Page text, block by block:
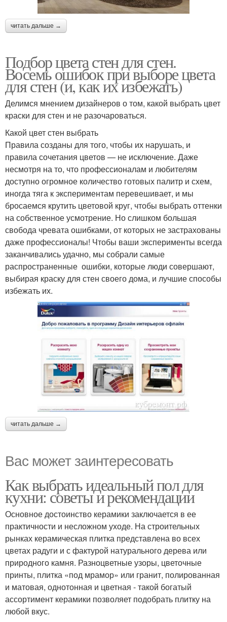
читать дальше →
Подбор цвета стен для стен.
Восемь ошибок при выборе цвета
для стен (и, как их избежать)
Делимся мнением дизайнеров о том, какой выбрать цвет
краски для стен и не разочароваться.
Какой цвет стен выбрать
Правила созданы для того, чтобы их нарушать, и
правила сочетания цветов — не исключение. Даже
несмотря на то, что профессионалам и любителям
доступно огромное количество готовых палитр и схем,
иногда тяга к экспериментам перевешивает, и мы
бросаемся крутить цветовой круг, чтобы выбрать оттенки
на собственное усмотрение. Но слишком большая
свобода чревата ошибками, от которых не застрахованы
даже профессионалы! Чтобы ваши эксперименты всегда
заканчивались удачно, мы собрали самые
распространенные ошибки, которые люди совершают,
выбирая краску для стен своего дома, и лучшие способы
избежать их.
читать дальше →
Вас может заинтересовать
Как выбрать идеальный пол для
кухни: советы и рекомендации
Основное достоинство керамики заключается в ее
практичности и несложном уходе. На строительных
рынках керамическая плитка представлена во всех
цветах радуги и с фактурой натурального дерева или
природного камня. Разноцветные узоры, цветочные
принты, плитка «под мрамор» или гранит, полированная
и матовая, однотонная и цветная - такой богатый
ассортимент керамики позволяет подобрать плитку на
любой вкус.